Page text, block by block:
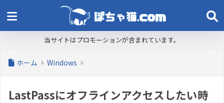
当サイトはプロモーションが含まれています。
ホーム Windows
LastPassにオフラインアクセスしたい時